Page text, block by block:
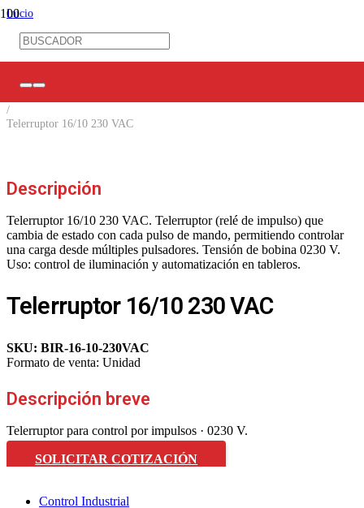
Inicio
Control Industrial
/
Telerruptor 16/10 230 VAC
Descripción
Telerruptor 16/10 230 VAC. Telerruptor (relé de impulso) que
cambia de estado con cada pulso de mando, permitiendo controlar
una carga desde múltiples pulsadores. Tensión de bobina 0230 V.
Uso: control de iluminación y automatización en tableros.
Telerruptor 16/10 230 VAC
SKU: BIR-16-10-230VAC
Formato de venta: Unidad
Descripción breve
Telerruptor para control por impulsos · 0230 V.
SOLICITAR COTIZACIÓN
Control Industrial